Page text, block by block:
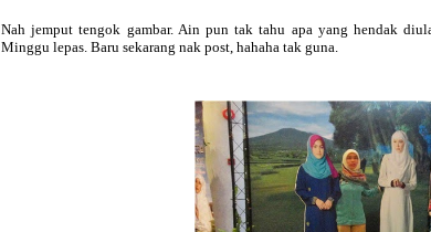
Nah jemput tengok gambar. Ain pun tak tahu apa yang hendak
Minggu lepas. Baru sekarang nak post, hahaha tak guna.